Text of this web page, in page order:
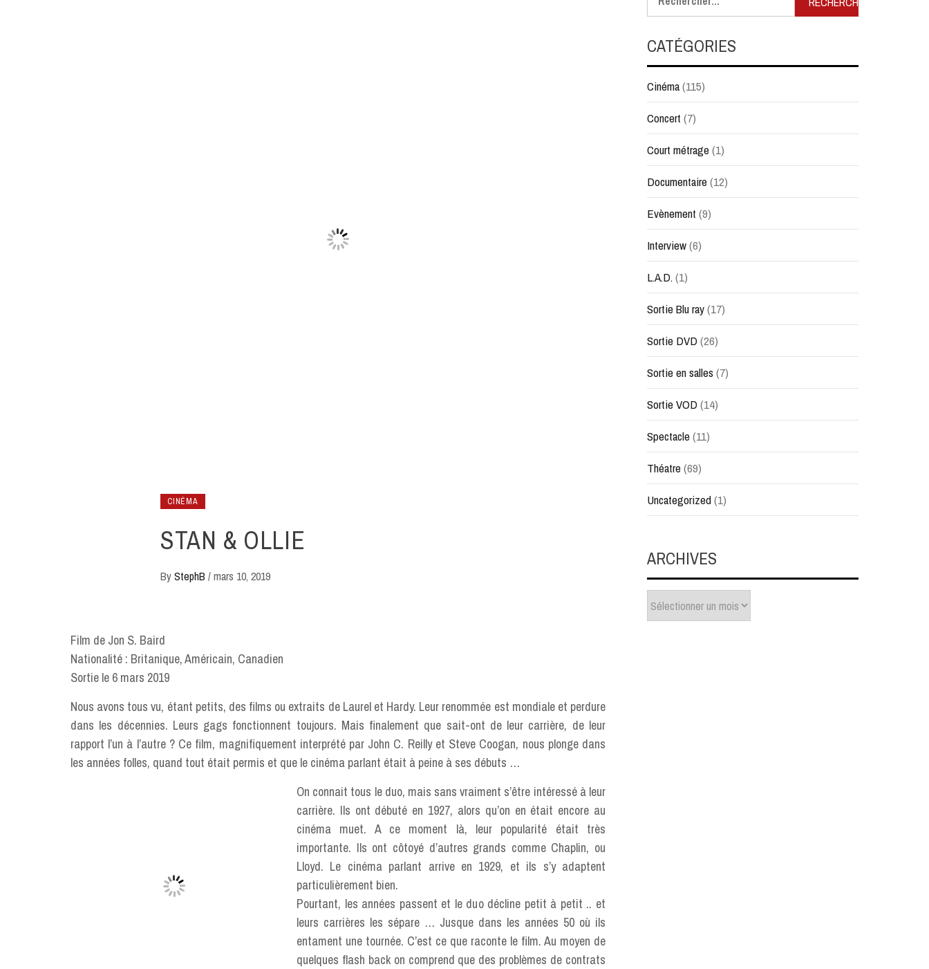
CINÉMA
STAN & OLLIE
ByStephB /mars 10, 2019
Film de Jon S. Baird
Nationalité : Britanique, Américain, Canadien
Sortie le 6 mars 2019
Nous avons tous vu, étant petits, des films ou extraits de Laurel et Hardy. Leur renommée est mondiale et perdure
dans les décennies. Leurs gags fonctionnent toujours. Mais finalement que sait-ont de leur carrière, de leur
rapport l’un à l’autre ? Ce film, magnifiquement interprété par John C. Reilly et Steve Coogan, nous plonge dans
les années folles, quand tout était permis et que le cinéma parlant était à peine à ses débuts …
On connait tous le duo, mais sans vraiment s’être intéressé à leur
carrière. Ils ont débuté en 1927, alors qu’on en était encore au
cinéma muet. A ce moment là, leur popularité était très
importante. Ils ont côtoyé d’autres grands comme Chaplin, ou
Lloyd. Le cinéma parlant arrive en 1929, et ils s’y adaptent
particulièrement bien.
Pourtant, les années passent et le duo décline petit à petit .. et
leurs carrières les sépare … Jusque dans les années 50 où ils
entament une tournée. C’est ce que raconte le film. Au moyen de
quelques flash back on comprend que des problèmes de contrats
CATÉGORIES
Cinéma(115)
Concert (7)
Court métrage(1)
Documentaire(12)
Evènement (9)
Interview(6)
L.A.D.(1)
Sortie Blu ray(17)
Sortie DVD(26)
Sortie en salles(7)
Sortie VOD(14)
Spectacle(11)
Théatre(69)
Uncategorized(1)
ARCHIVES